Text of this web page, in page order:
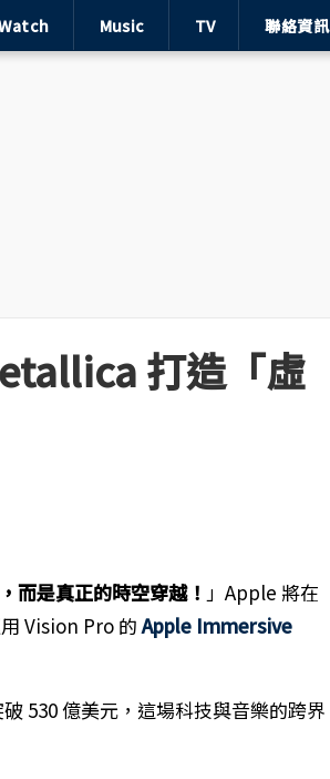
Music TV 聯絡資訊
打造「虛
而是真正的時空穿越！ 」Apple 將在
Vision Pro 的Apple Immersive
530 億美元，這場科技與音樂的跨界